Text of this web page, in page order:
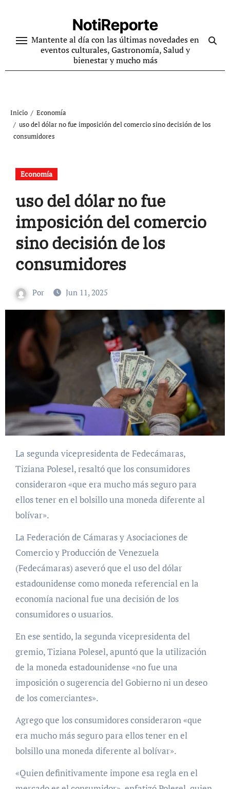
contenido
NotiReporte
Mantente al día con las últimas novedades en
eventos culturales, Gastronomía, Salud y
bienestar y mucho más
Inicio
Economía
uso del dólar no fue imposición del comercio sino decisión de los
consumidores
Economía
uso del dólar no fue
imposición del comercio
sino decisión de los
consumidores
Por Jun 11, 2025
La segunda vicepresidenta de Fedecámaras,
Tiziana Polesel, resaltó que los consumidores
consideraron «que era mucho más seguro para
ellos tener en el bolsillo una moneda diferente al
bolívar».
La Federación de Cámaras y Asociaciones de
Comercio y Producción de Venezuela
(Fedecámaras) aseveró que el uso del dólar
estadounidense como moneda referencial en la
economía nacional fue una decisión de los
consumidores o usuarios.
En ese sentido, la segunda vicepresidenta del
gremio, Tiziana Polesel, apuntó que la utilización
de la moneda estadounidense «no fue una
imposición o sugerencia del Gobierno ni un deseo
de los comerciantes».
Agrego que los consumidores consideraron «que
era mucho más seguro para ellos tener en el
bolsillo una moneda diferente al bolívar».
«Quien definitivamente impone esa regla en el